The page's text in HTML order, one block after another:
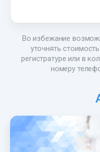
Во избежание
уточнять
регистратуре или в
номеру